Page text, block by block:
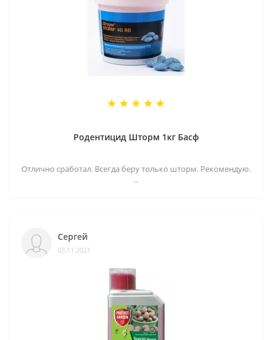
Родентицид Шторм 1кг Басф
Отлично сработал. Всегда беру только шторм. Рекомендую.
..
Сергей
03.11.2021